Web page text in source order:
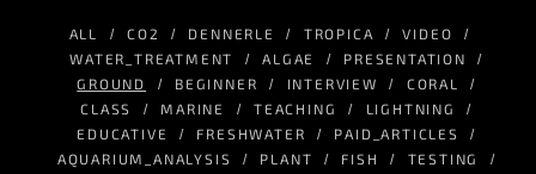
ALL СО2 DENNERLE TROPICA
VIDEO
WATER_TREATMENT
ALGAE
PRESENTATION
GROUND
BEGINNER INTERVIEW
CORAL
CLASS
MARINE TEACHING
LIGHTNING
EDUCATIVE
FRESHWATER
PAID_ARTICLES
AQUARIUM_ANALYSIS
PLANT FISH
TESTING